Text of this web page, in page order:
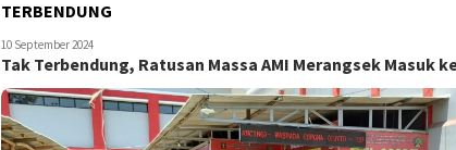
TERBENDUNG
10 September 2024
Tak Terbendung, Ratusan Massa AMI Merangsek Masuk